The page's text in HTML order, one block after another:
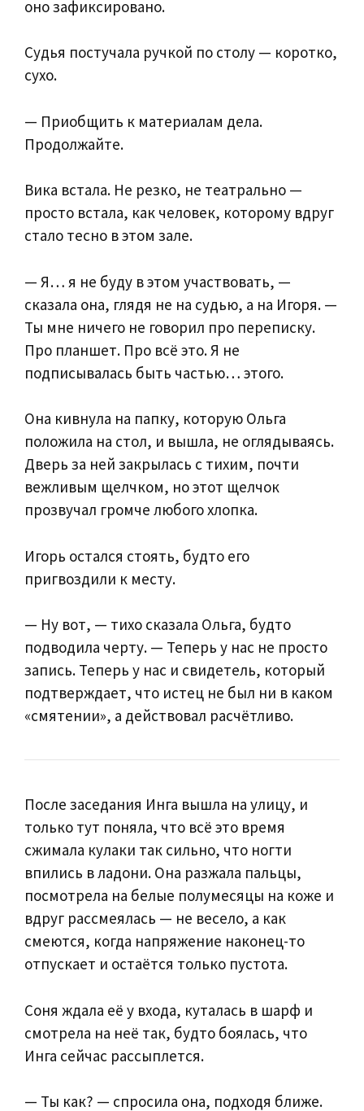
оно зафиксировано.
Судья постучала ручкой по столу — коротко,
сухо.
— Приобщить к материалам дела.
Продолжайте.
Вика встала. Не резко, не театрально —
просто встала, как человек, которому вдруг
стало тесно в этом зале.
— Я… я не буду в этом участвовать, —
сказала она, глядя не на судью, а на Игоря. —
Ты мне ничего не говорил про переписку.
Про планшет. Про всё это. Я не
подписывалась быть частью… этого.
Она кивнула на папку, которую Ольга
положила на стол, и вышла, не оглядываясь.
Дверь за ней закрылась с тихим, почти
вежливым щелчком, но этот щелчок
прозвучал громче любого хлопка.
Игорь остался стоять, будто его
пригвоздили к месту.
— Ну вот, — тихо сказала Ольга, будто
подводила черту. — Теперь у нас не просто
запись. Теперь у нас и свидетель, который
подтверждает, что истец не был ни в каком
«смятении», а действовал расчётливо.
После заседания Инга вышла на улицу, и
только тут поняла, что всё это время
сжимала кулаки так сильно, что ногти
впились в ладони. Она разжала пальцы,
посмотрела на белые полумесяцы на коже и
вдруг рассмеялась — не весело, а как
смеются, когда напряжение наконец-то
отпускает и остаётся только пустота.
Соня ждала её у входа, куталась в шарф и
смотрела на неё так, будто боялась, что
Инга сейчас рассыплется.
— Ты как? — спросила она, подходя ближе.